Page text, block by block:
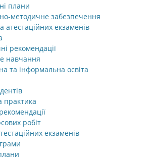
плани
методичне забезпечення
атестаційних екзаменів
рекомендації
навчання
та інформальна освіта
практика
робіт
екзаменів